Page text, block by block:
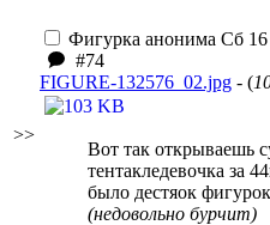
>>
Фигурка анонима Сб 16
#74
FIGURE-132576_02.jpg - (
Вот так открываешь
тентакледевочка за
было дестяок
(недовольно бурчит)